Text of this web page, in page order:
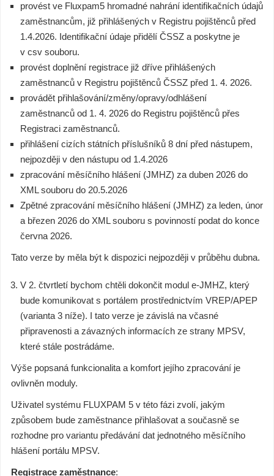
provést ve Fluxpam5 hromadné nahrání identifikačních údajů
zaměstnancům, již přihlášených v Registru pojištěnců před
1.4.2026. Identifikační údaje přidělí ČSSZ a poskytne je
v csv souboru.
provést doplnění registrace již dříve přihlášených
zaměstnanců v Registru pojištěnců ČSSZ před 1. 4. 2026.
provádět přihlašování/změny/opravy/odhlášení
zaměstnanců od 1. 4. 2026 do Registru pojištěnců přes
Registraci zaměstnanců.
přihlášení cizích státních příslušníků 8 dní před nástupem,
nejpozději v den nástupu od 1.4.2026
zpracování měsíčního hlášení (JMHZ) za duben 2026 do
XML souboru do 20.5.2026
Zpětné zpracování měsíčního hlášení (JMHZ) za leden, únor
a březen 2026 do XML souboru s povinností podat do konce
června 2026.
Tato verze by měla být k dispozici nejpozději v průběhu dubna.
V 2. čtvrtletí bychom chtěli dokončit modul e-JMHZ, který
bude komunikovat s portálem prostřednictvím VREP/APEP
(varianta 3 níže). I tato verze je závislá na včasné
připravenosti a závazných informacích ze strany MPSV,
které stále postrádáme.
Výše popsaná funkcionalita a komfort jejího zpracování je
ovlivněn moduly.
Uživatel systému FLUXPAM 5 v této fázi zvolí, jakým
způsobem bude zaměstnance přihlašovat a současně se
rozhodne pro variantu předávání dat jednotného měsíčního
hlášení portálu MPSV.
Registrace zaměstnance: